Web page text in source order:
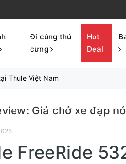
Đi cùng thú
cưng
Hot
Deal
Thule Việt Nam
Giá chở xe đạp
FreeRide